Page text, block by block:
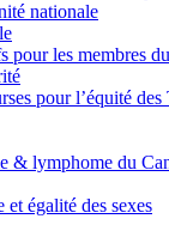
nationale
pour les membres
pour l’équité
& lymphome du
égalité des sexes